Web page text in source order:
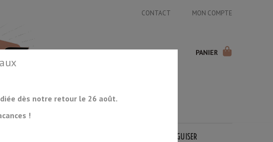
CONTACT MON COMPTE
PANIER
PIERRES À AIGUISER
dès notre retour le 26 août.
!